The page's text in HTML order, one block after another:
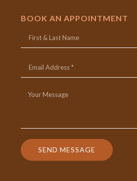
BOOK AN APPOINTMENT
SEND MESSAGE